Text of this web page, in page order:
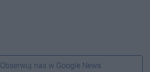
Obserwuj nas w Google News